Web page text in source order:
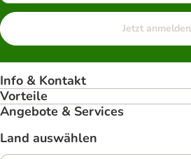
Jetzt anmelden
Info & Kontakt
Vorteile
Angebote & Services
Land auswählen